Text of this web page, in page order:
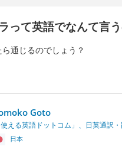
って英語でなんて言
通じるのでしょう？
Goto
使える英語ドットコム」、日英通訳
日本